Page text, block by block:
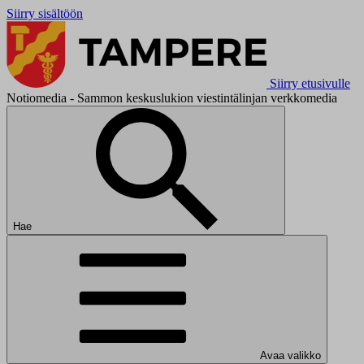
Siirry sisältöön
Siirry etusivulle
Notiomedia - Sammon keskuslukion viestintälinjan verkkomedia
Hae
Avaa valikko